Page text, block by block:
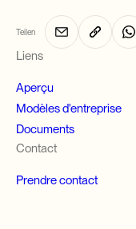
Teilen
Liens
Aperçu
Modèles d'entreprise
Documents
Contact
Prendre contact